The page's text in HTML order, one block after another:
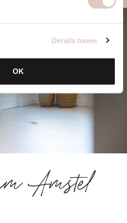
Details tonen
OK
Amstel